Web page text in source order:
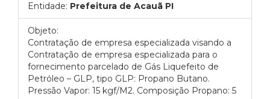
Entidade: Prefeitura de Acauã PI
Objeto:
Contratação de empresa especializada visando a
Contratação de empresa especializada para o
fornecimento parcelado de Gás Liquefeito de
Petróleo – GLP, tipo GLP: Propano Butano.
Pressão Vapor: 15 kgf/M2. Composição Propano: 5